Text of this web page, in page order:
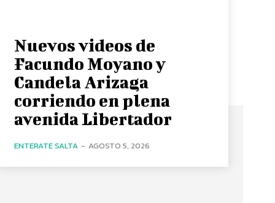
Nuevos videos de
Facundo Moyano y
Candela Arizaga
corriendo en plena
avenida Libertador
ENTERATE SALTA - AGOSTO 5, 2026